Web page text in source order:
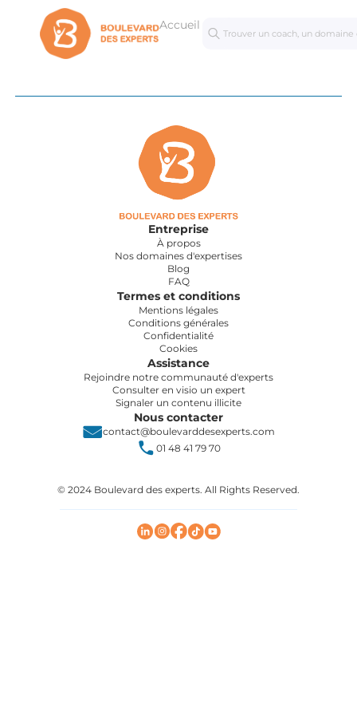
Accueil
Séances
personnalisées
Entreprise
À propos
Nos domaines d'expertises
Blog
FAQ
Termes et conditions
Mentions légales
Conditions générales
Confidentialité
Cookies
Assistance
Rejoindre notre communauté d'experts
Consulter en visio un expert
Signaler un contenu illicite
Nous contacter
contact@boulevarddesexperts.com
01 48 41 79 70
© 2024 Boulevard des experts. All Rights Reserved.